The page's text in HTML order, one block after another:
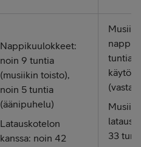
Nappikuulokkeet:
noin 9 tuntia
(musiikin toisto),
noin 5 tuntia
(äänipuhelu)
Latauskotelon
kanssa: noin 42
tuntia
33